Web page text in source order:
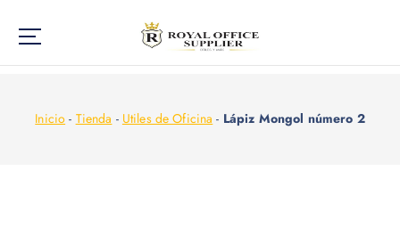
Inicio - Tienda - Utiles de Oficina - Lápiz Mongol número 2